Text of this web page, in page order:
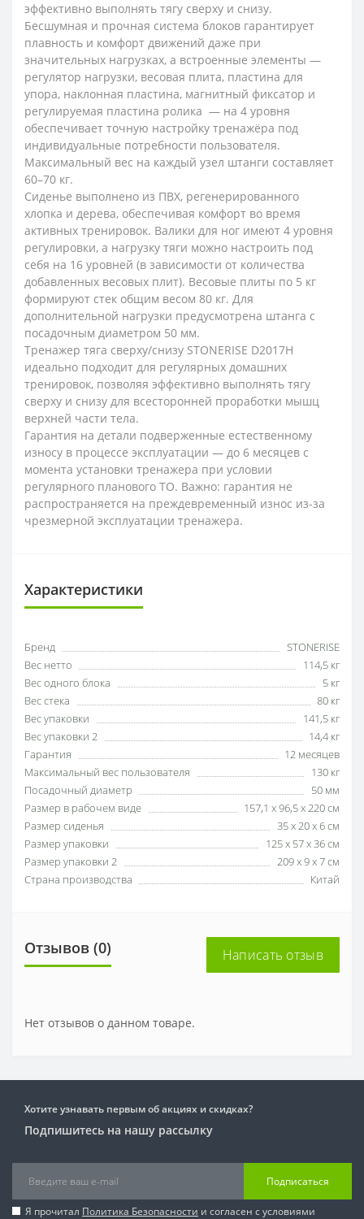
эффективно выполнять тягу сверху и снизу.
Бесшумная и прочная система блоков гарантирует
плавность и комфорт движений даже при
значительных нагрузках, а встроенные элементы —
регулятор нагрузки, весовая плита, пластина для
упора, наклонная пластина, магнитный фиксатор и
регулируемая пластина ролика — на 4 уровня
обеспечивает точную настройку тренажёра под
индивидуальные потребности пользователя.
Максимальный вес на каждый узел штанги составляет
60–70 кг.
Сиденье выполнено из ПВХ, регенерированного
хлопка и дерева, обеспечивая комфорт во время
активных тренировок. Валики для ног имеют 4 уровня
регулировки, а нагрузку тяги можно настроить под
себя на 16 уровней (в зависимости от количества
добавленных весовых плит). Весовые плиты по 5 кг
формируют стек общим весом 80 кг. Для
дополнительной нагрузки предусмотрена штанга с
посадочным диаметром 50 мм.
Тренажер тяга сверху/снизу STONERISE D2017H
идеально подходит для регулярных домашних
тренировок, позволяя эффективно выполнять тягу
сверху и снизу для всесторонней проработки мышц
верхней части тела.
Гарантия на детали подверженные естественному
износу в процессе эксплуатации — до 6 месяцев с
момента установки тренажера при условии
регулярного планового ТО. Важно: гарантия не
распространяется на преждевременный износ из-за
чрезмерной эксплуатации тренажера.
Характеристики
Бренд
STONERISE
Вес нетто
114,5 кг
Вес одного блока
5 кг
Вес стека
80 кг
Вес упаковки
141,5 кг
Вес упаковки 2
14,4 кг
Гарантия
12 месяцев
Максимальный вес пользователя
130 кг
Посадочный диаметр
50 мм
Размер в рабочем виде
157,1 х 96,5 х 220 см
Размер сиденья
35 х 20 х 6 см
Размер упаковки
125 x 57 x 36 см
Размер упаковки 2
209 x 9 x 7 см
Страна производства
Китай
Отзывов (0) Написать отзыв
Нет отзывов о данном товаре.
Хотите узнавать первым об акциях и скидках?
Подпишитесь на нашу рассылку
Подписаться
Я прочитал Политика Безопасности и согласен с условиями